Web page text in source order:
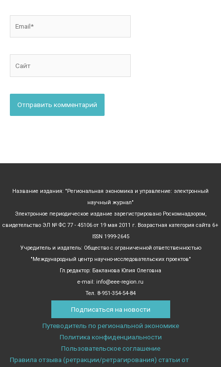
Название издания: "Региональная экономика и управление: электронный
научный журнал"
Электронное периодическое издание зарегистрировано Роскомнадзором,
свидетельство ЭЛ № ФС 77 - 45106 от 19 мая 2011 г. Возрастная категория сайта 6+
ISSN 1999-2645
Учредитель и издатель: Общество с ограниченной ответственностью
"Международный центр научно-исследовательских проектов"
Гл.редактор: Бакланова Юлия Олеговна
e-mail: info@eee-region.ru
Тел. 8-951-354-54-84
Подписаться на новости
Путеводитель по региональной экономике
Политика конфиденциальности
Пользовательское соглашение
Правила отзыва (ретракции/ретрагирования) статьи от